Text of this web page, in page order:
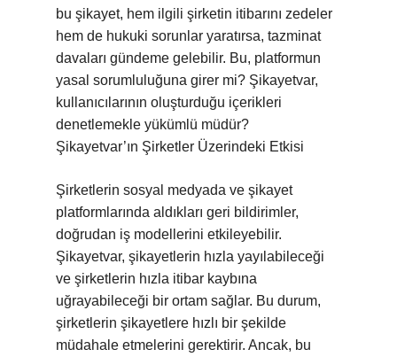
bu şikayet, hem ilgili şirketin itibarını zedeler
hem de hukuki sorunlar yaratırsa, tazminat
davaları gündeme gelebilir. Bu, platformun
yasal sorumluluğuna girer mi? Şikayetvar,
kullanıcılarının oluşturduğu içerikleri
denetlemekle yükümlü müdür?
Şikayetvar’ın Şirketler Üzerindeki Etkisi
Şirketlerin sosyal medyada ve şikayet
platformlarında aldıkları geri bildirimler,
doğrudan iş modellerini etkileyebilir.
Şikayetvar, şikayetlerin hızla yayılabileceği
ve şirketlerin hızla itibar kaybına
uğrayabileceği bir ortam sağlar. Bu durum,
şirketlerin şikayetlere hızlı bir şekilde
müdahale etmelerini gerektirir. Ancak, bu